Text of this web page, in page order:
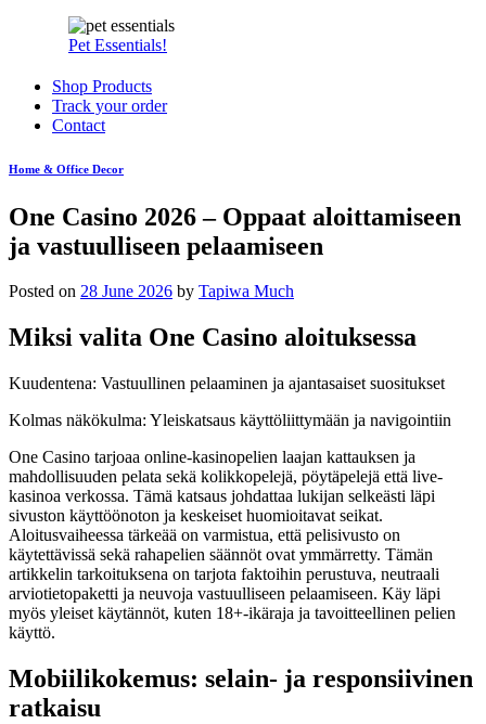
Pet Essentials!
Shop Products
Track your order
Contact
Home & Office Decor
One Casino 2026 – Oppaat aloittamiseen
ja vastuulliseen pelaamiseen
Posted on 28 June 2026 by Tapiwa Much
Miksi valita One Casino aloituksessa
Kuudentena: Vastuullinen pelaaminen ja ajantasaiset suositukset
Kolmas näkökulma: Yleiskatsaus käyttöliittymään ja navigointiin
One Casino tarjoaa online-kasinopelien laajan kattauksen ja
mahdollisuuden pelata sekä kolikkopelejä, pöytäpelejä että live-
kasinoa verkossa. Tämä katsaus johdattaa lukijan selkeästi läpi
sivuston käyttöönoton ja keskeiset huomioitavat seikat.
Aloitusvaiheessa tärkeää on varmistua, että pelisivusto on
käytettävissä sekä rahapelien säännöt ovat ymmärretty. Tämän
artikkelin tarkoituksena on tarjota faktoihin perustuva, neutraali
arviotietopaketti ja neuvoja vastuulliseen pelaamiseen. Käy läpi
myös yleiset käytännöt, kuten 18+-ikäraja ja tavoitteellinen pelien
käyttö.
Mobiilikokemus: selain- ja responsiivinen
ratkaisu